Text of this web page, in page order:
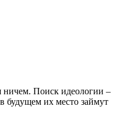
ничем. Поиск идеологии –
будущем их место займут